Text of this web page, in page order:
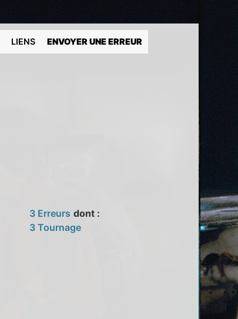
LIENS ENVOYER UNE ERREUR
3 Erreurs dont :
3 Tournage